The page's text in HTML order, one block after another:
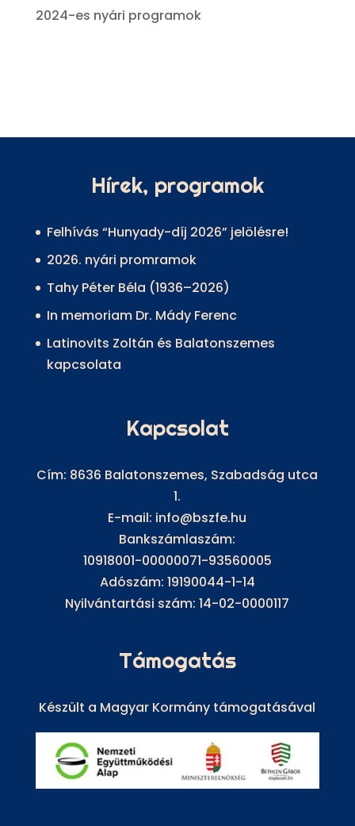
2024-es nyári programok
Hírek, programok
Felhívás “Hunyady-díj 2026” jelölésre!
2026. nyári promramok
Tahy Péter Béla (1936–2026)
In memoriam Dr. Mády Ferenc
Latinovits Zoltán és Balatonszemes
kapcsolata
Kapcsolat
Cím: 8636 Balatonszemes, Szabadság utca
1.
E-mail: info@bszfe.hu
Bankszámlaszám:
10918001-00000071-93560005
Adószám: 19190044-1-14
Nyilvántartási szám: 14-02-0000117
Támogatás
Készült a Magyar Kormány támogatásával